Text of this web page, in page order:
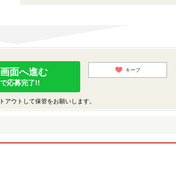
面へ進む
応募完了!!
キープ
ウトして保管をお願いします。